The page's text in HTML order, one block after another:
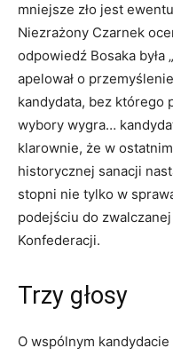
mniejsze zło jest
Niezrażony Czarnek
odpowiedź Bosaka była
apelował o
kandydata, bez którego
wybory wygra…
klarownie, że w
historycznej sanacji
stopni nie tylko w
podejściu do
Konfederacji.
Trzy głosy
O wspólnym